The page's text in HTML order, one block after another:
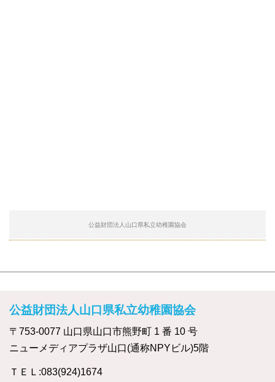
公益財団法人山口県私立幼稚園協会
公益財団法人山口県私立幼稚園協会
〒753-0077 山口県山口市熊野町 1 番 10 号
ニューメディアプラザ山口(通称NPYビル)5階
ＴＥＬ:083(924)1674